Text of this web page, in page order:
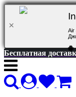
Air
Бесплатная